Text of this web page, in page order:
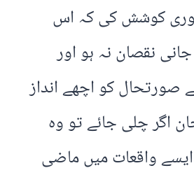
کوشش کی کہ اس
نقصان نہ ہو اور
صورتحال کو اچھے انداز
اگر چلی جائے تو وہ
واقعات میں ماضی